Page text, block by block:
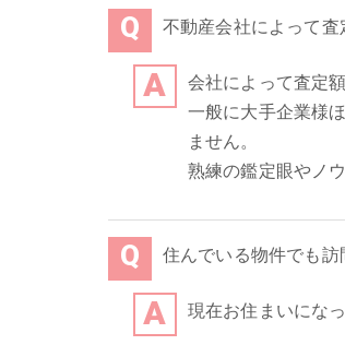
不動産会社によって査
会社によって査定
一般に大手企業様
ません。
熟練の鑑定眼やノ
住んでいる物件でも訪
現在お住まいにな